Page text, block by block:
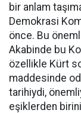
bir anlam
Demokrasi
önce. Bu
Akabinde bu
özellikle Kürt
maddesinde
tarihiydi,
eşiklerden